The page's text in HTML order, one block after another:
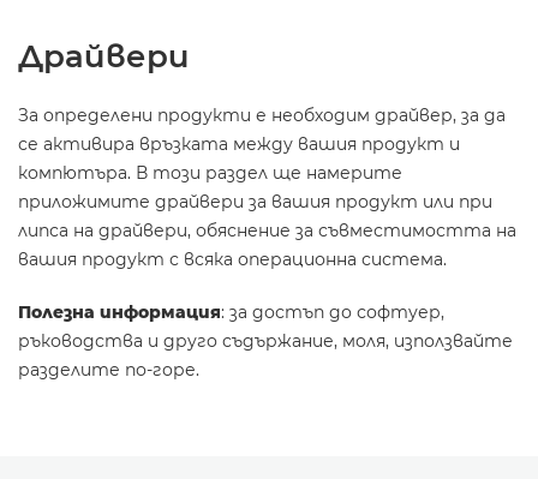
Драйвери
За определени продукти е необходим драйвер, за да
се активира връзката между вашия продукт и
компютъра. В този раздел ще намерите
приложимите драйвери за вашия продукт или при
липса на драйвери, обяснение за съвместимостта на
вашия продукт с всяка операционна система.
Полезна информация: за достъп до софтуер,
ръководства и друго съдържание, моля, използвайте
разделите по-горе.